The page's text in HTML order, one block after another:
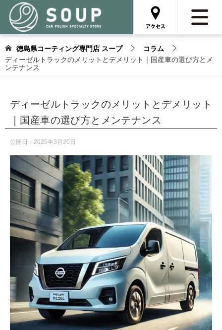
徳島県コーティング専門店 スープ
コラム
ディーゼルトラックのメリットとデメリット｜国産車の選び方とメ
ンテナンス
ディーゼルトラックのメリットとデメリット
｜国産車の選び方とメンテナンス
公開日： 2025年3月20日